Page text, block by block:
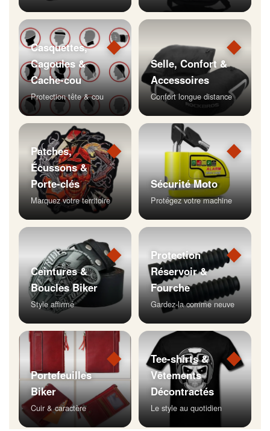
◆
Casquettes,
Cagoules &
Cache-cou
Protection tête & cou
◆
Selle, Confort &
Accessoires
Confort longue distance
◆
Patches,
Écussons &
Porte-clés
Marquez votre territoire
◆
Sécurité Moto
Protégez votre machine
◆
Ceintures &
Boucles Biker
Style affirmé
◆
Protection
Réservoir &
Fourche
Gardez-la comme neuve
◆
Portefeuilles
Biker
Cuir & caractère
◆
Tee-shirts &
Vêtements
Décontractés
Le style au quotidien